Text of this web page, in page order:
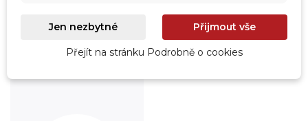
Jen nezbytné Přijmout vše
Přejít na stránku Podrobně o cookies